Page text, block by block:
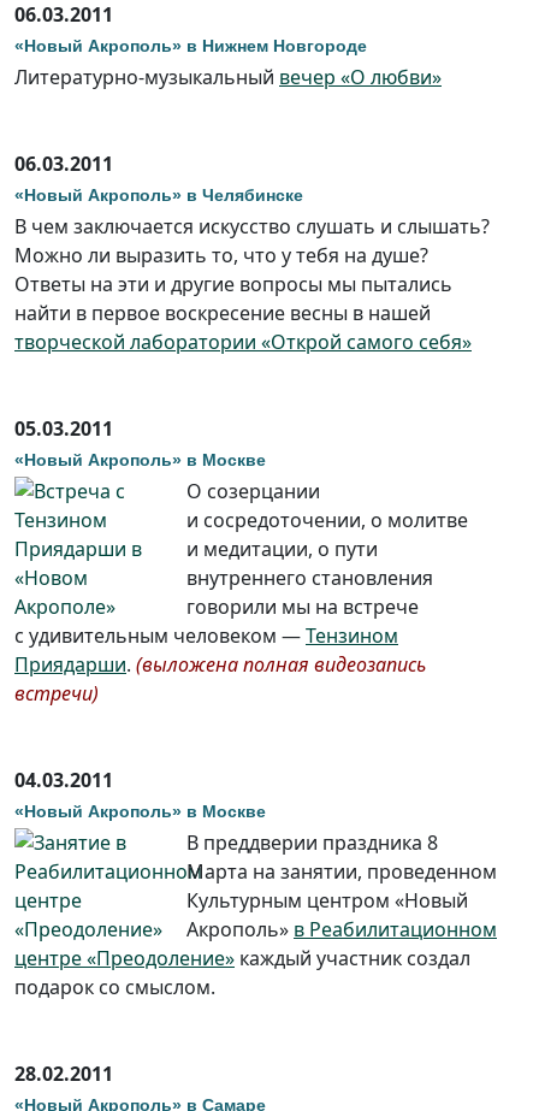
06.03.2011
«Новый Акрополь» в Нижнем Новгороде
Литературно-музыкальный вечер «О любви»
06.03.2011
«Новый Акрополь» в Челябинске
В чем заключается искусство слушать и слышать?
Можно ли выразить то, что у тебя на душе?
Ответы на эти и другие вопросы мы пытались
найти в первое воскресение весны в нашей
творческой лаборатории «Открой самого себя»
05.03.2011
«Новый Акрополь» в Москве
О созерцании
и сосредоточении, о молитве
и медитации, о пути
внутреннего становления
говорили мы на встрече
с удивительным человеком —Тензином
Приядарши. (выложена полная видеозапись
встречи)
04.03.2011
«Новый Акрополь» в Москве
В преддверии праздника 8
Марта на занятии, проведенном
Культурным центром «Новый
Акрополь» в Реабилитационном
центре «Преодоление» каждый участник создал
подарок со смыслом.
28.02.2011
«Новый Акрополь» в Самаре